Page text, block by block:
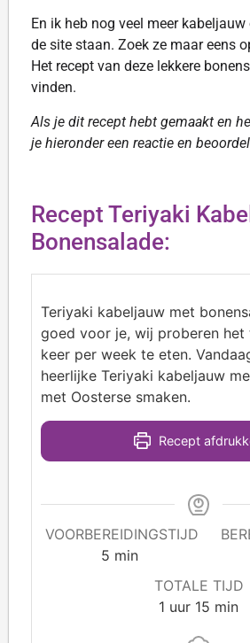
En ik heb nog veel meer
de site staan. Zoek ze maar eens
Het recept van deze lekkere
vinden.
Als je dit recept hebt gemaakt en
je hieronder een reactie en
Recept Teriyaki
Bonensalade:
Teriyaki kabeljauw met
goed voor je, wij proberen
keer per week te eten.
heerlijke Teriyaki kabeljauw
met Oosterse smaken.
Recept
VOORBEREIDINGSTIJD
5 min
TOTALE TIJD
1 uur 15 min